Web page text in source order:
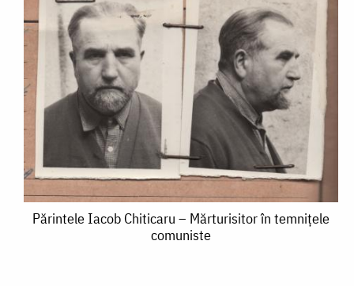
Părintele
Părintele Iacob Chiticaru – Mărturisitor în temnițele
comuniste